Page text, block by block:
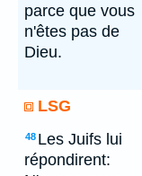
parce que vous
n'êtes pas de
Dieu.
LSG
48 Les Juifs lui
répondirent: